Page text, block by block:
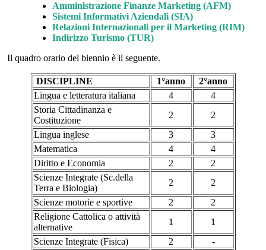
Amministrazione Finanze Marketing (AFM)
Sistemi Informativi Aziendali (SIA)
Relazioni Internazionali per il Marketing (RIM)
Indirizzo Turismo (TUR)
Il quadro orario del biennio è il seguente.
DISCIPLINE 1°anno
2°anno
Lingua e letteratura italiana
4
4
Storia Cittadinanza e
Costituzione
2
2
Lingua inglese
3
3
Matematica
4
4
Diritto e Economia
2
2
Scienze Integrate (Sc.della
Terra e Biologia)
2
2
Scienze motorie e sportive
2
2
Religione Cattolica o attività
alternative
1
1
Scienze Integrate (Fisica)
2
-